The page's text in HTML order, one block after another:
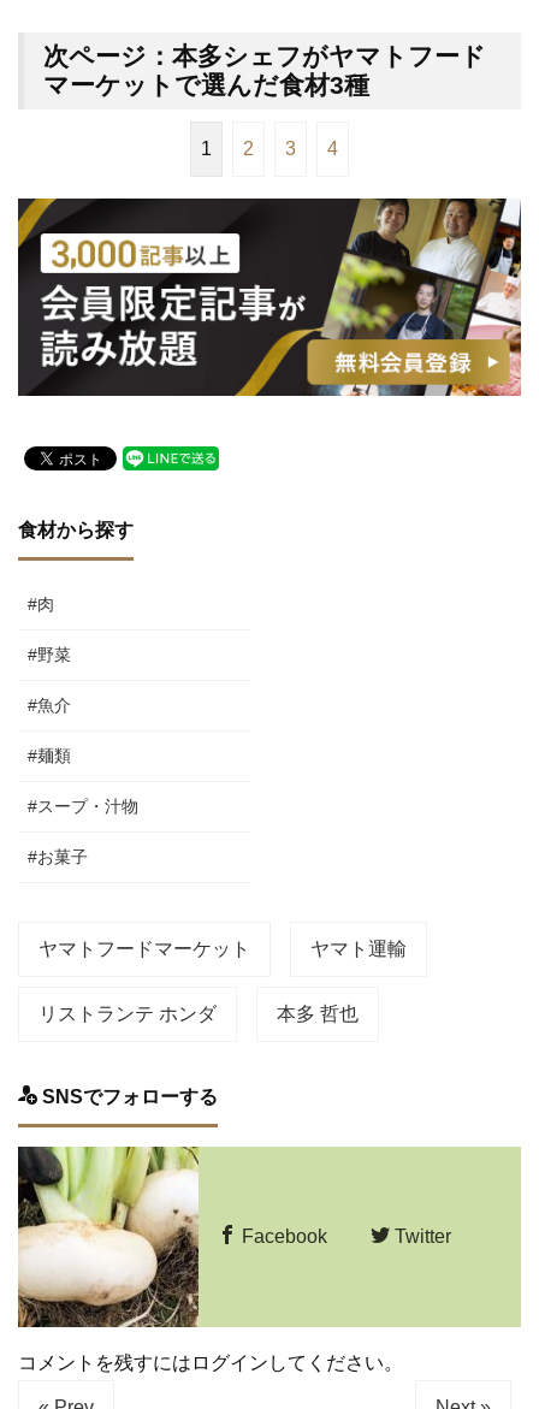
次ページ：本多シェフがヤマトフード
マーケットで選んだ食材3種
1 2 3 4
食材から探す
#肉
#野菜
#魚介
#麺類
#スープ・汁物
#お菓子
ヤマトフードマーケット ヤマト運輸
リストランテ ホンダ 本多 哲也
SNSでフォローする
Facebook Twitter
コメントを残すにはログインしてください。